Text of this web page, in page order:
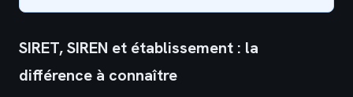
SIRET, SIREN et établissement : la
différence à connaître